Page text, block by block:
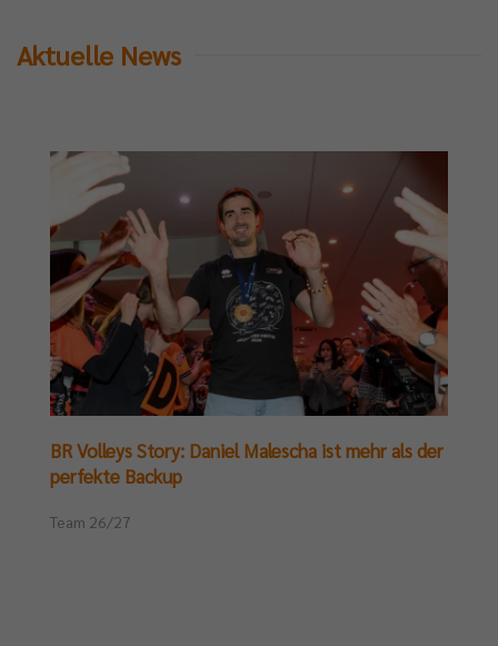
Aktuelle News
BR Volleys Story: Daniel Malescha ist mehr als der
perfekte Backup
Team 26/27